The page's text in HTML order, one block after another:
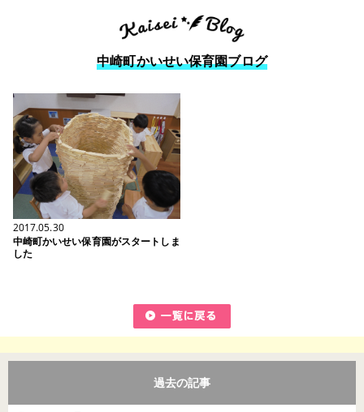
中崎町かいせい保育園ブログ
2017.05.30
中崎町かいせい保育園がスタートしま
した
過去の記事